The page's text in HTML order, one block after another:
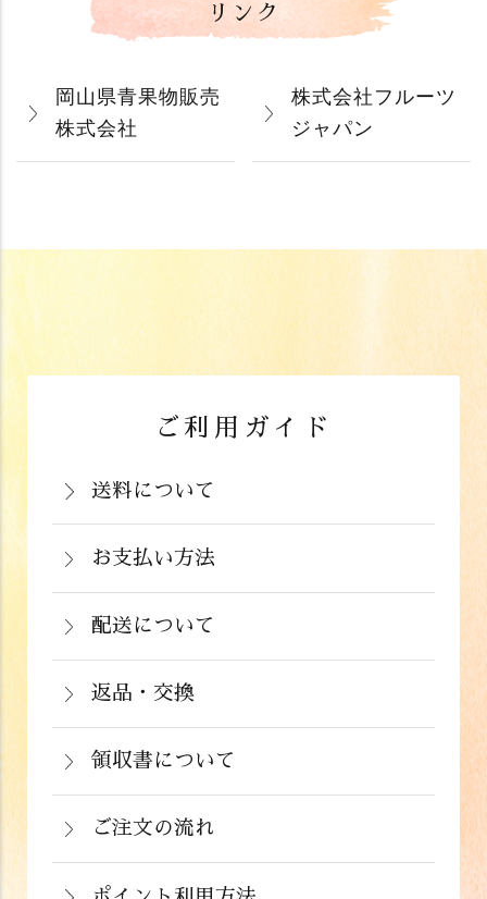
リンク
岡山県青果物販売
株式会社
株式会社フルーツ
ジャパン
ご利用ガイド
送料について
岡山県：704円(税込)
関西・中国（岡山県除く）・四国・九
州：770円(税込)
関東・信越・北陸・中部：990円(税込)
東北：1,210円(税込)
北海道：1,430円(税込)
沖縄：2,024円(税込)
※クール便の場合は送料＋クール代金
220円（税込）
お支払い方法
お支払いは、カード決済、代金引換（手
数料弊社負担）・銀行振込（前払い）・
郵便振込（前払い）・PayPay（オンラ
イン決済）・ドコモケータイ払い・auか
んたん決済・au PAY・ソフトバンクまと
めて支払い(B)がご利用頂けます。
配送について
通常在庫がある商品につきましては、ご
注文から２～５営業日で発送いたしま
す。
返品・交換
商品が食品のため、お客様のお手元に到
着後の返品は基本的にお受け出来ませ
ん。但し、発送中の破損や不良品、ある
いはご注文と違う商品が届いた場合は、
お手数ですが商品到着後３日以内に当店
領収書について
領収書をご希望のお客様は、ご注文画面
の備考欄にてお知らせ下さい。なお、お
支払い方法にて領収書の形態が異なりま
ご注文の流れ